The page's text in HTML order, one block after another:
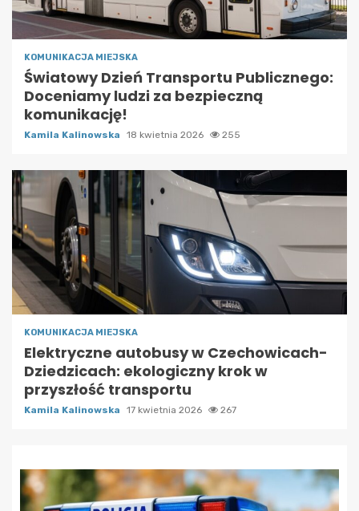
KOMUNIKACJA MIEJSKA
Światowy Dzień Transportu Publicznego:
Doceniamy ludzi za bezpieczną
komunikację!
Kamila Kalinowska 18 kwietnia 2026 255
KOMUNIKACJA MIEJSKA
Elektryczne autobusy w Czechowicach-
Dziedzicach: ekologiczny krok w
przyszłość transportu
Kamila Kalinowska 17 kwietnia 2026 267